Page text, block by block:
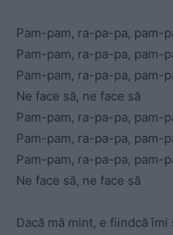
Pam-pam, ra-pa-pa, pam-
Pam-pam, ra-pa-pa, pam-
Pam-pam, ra-pa-pa, pam-
Ne face să, ne face să
Pam-pam, ra-pa-pa, pam-
Pam-pam, ra-pa-pa, pam-
Pam-pam, ra-pa-pa, pam-
Ne face să, ne face să
Dacă mă mint, e fiindcă îmi